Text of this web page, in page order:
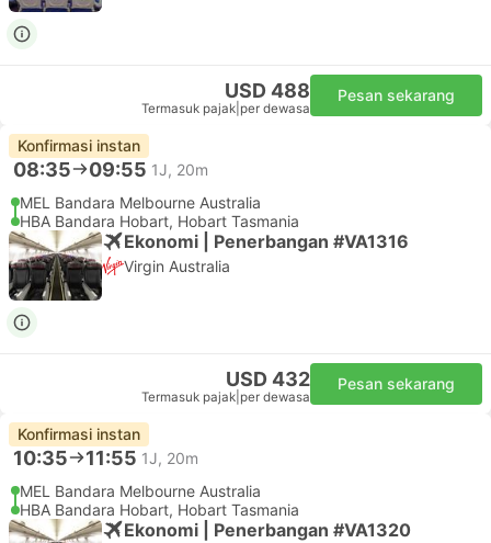
USD 488
Termasuk pajak per dewasa
Pesan sekarang
Konfirmasi instan
08:35 09:55 1J, 20m
MEL Bandara Melbourne Australia
HBA Bandara Hobart, Hobart Tasmania
Ekonomi | Penerbangan #VA1316
Virgin Australia
USD 432
Termasuk pajak per dewasa
Pesan sekarang
Konfirmasi instan
10:35 11:55 1J, 20m
MEL Bandara Melbourne Australia
HBA Bandara Hobart, Hobart Tasmania
Ekonomi | Penerbangan #VA1320